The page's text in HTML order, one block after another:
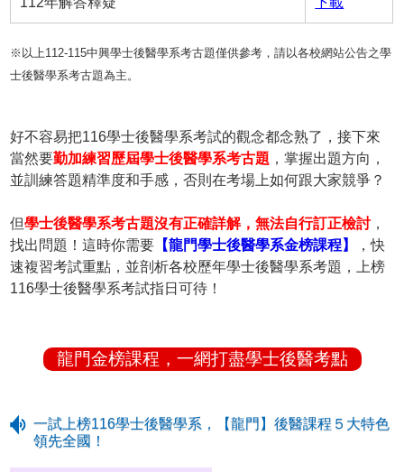
※以上112-115中興學士後醫學系考古題僅供參考，請以各校網站公告之學
士後醫學系考古題為主。
好不容易把116學士後醫學系考試的觀念都念熟了，接下來
當然要勤加練習歷屆學士後醫學系考古題 ，掌握出題方向，
並訓練答題精準度和手感，否則在考場上如何跟大家競爭？
但學士後醫學系考古題沒有正確詳解，無法自行訂正檢討，
找出問題！這時你需要 【龍門學士後醫學系金榜課程】
，快
速複習考試重點，並剖析各校歷年學士後醫學系考題，上榜
116學士後醫學系考試指日可待！
龍門金榜課程，一網打盡學士後醫考點
一試上榜116學士後醫學系，【龍門】後醫課程５大特色
領先全國！